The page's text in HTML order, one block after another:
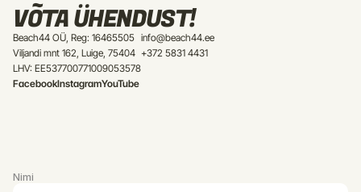
VÕTA ÜHENDUST!
Beach44 OÜ, Reg: 16465505
Viljandi mnt 162, Luige, 75404
LHV: EE537700771009053578
info@beach44.ee
+372 5831 4431
FacebookInstagramYouTube
Nimi